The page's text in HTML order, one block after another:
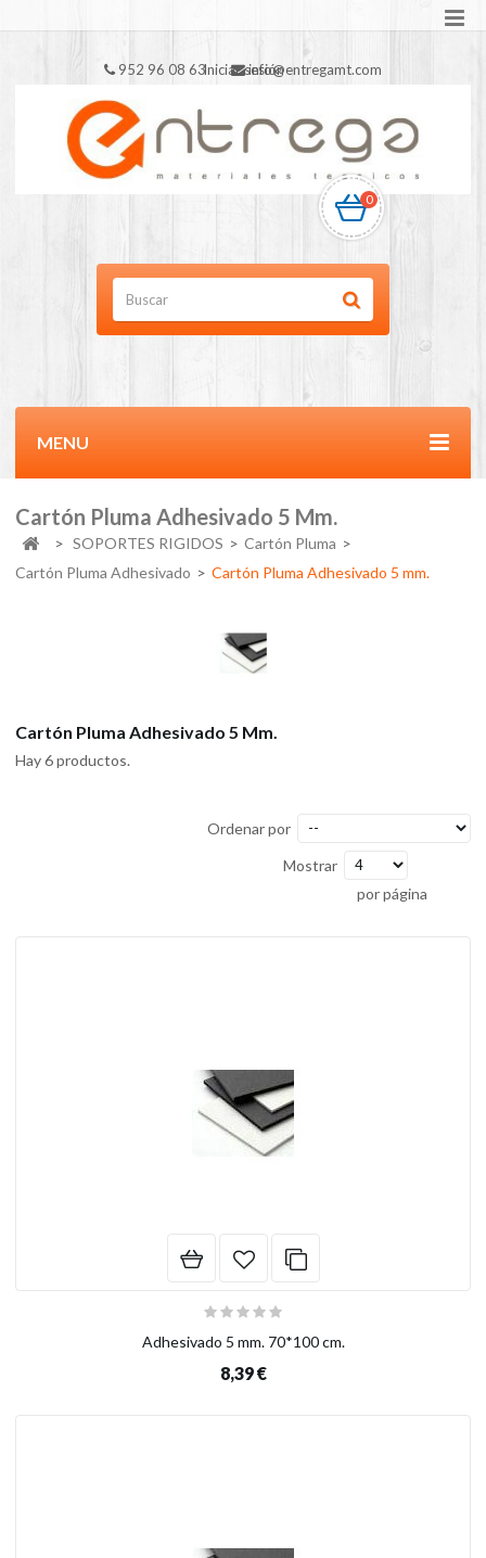
952 96 08 63 info@entregamt.com
Iniciar sesión
0
MENU
Cartón Pluma Adhesivado 5 Mm.
> SOPORTES RIGIDOS > Cartón Pluma >
Cartón Pluma Adhesivado > Cartón Pluma Adhesivado 5 mm.
Cartón Pluma Adhesivado 5 Mm.
Hay 6 productos.
Ordenar por
Mostrar
por página
Adhesivado 5 mm. 70*100 cm.
8,39 €